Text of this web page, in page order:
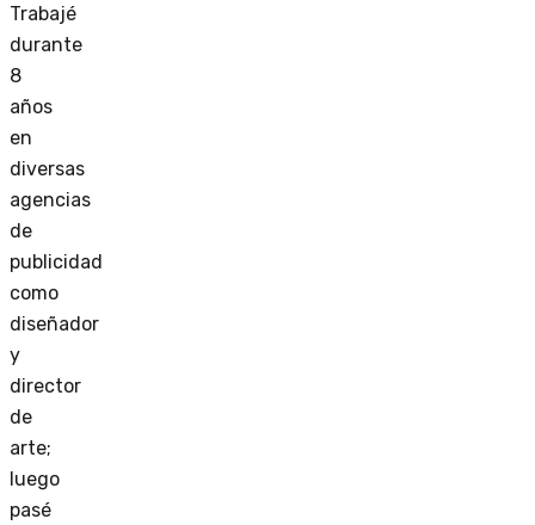
Trabajé
durante
8
años
en
diversas
agencias
de
publicidad
como
diseñador
y
director
de
arte;
luego
pasé